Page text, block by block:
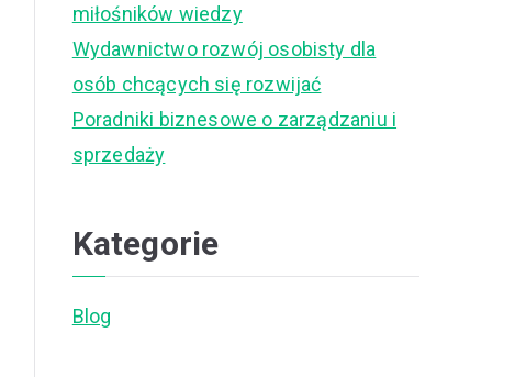
miłośników wiedzy
Wydawnictwo rozwój osobisty dla
osób chcących się rozwijać
Poradniki biznesowe o zarządzaniu i
sprzedaży
Kategorie
Blog